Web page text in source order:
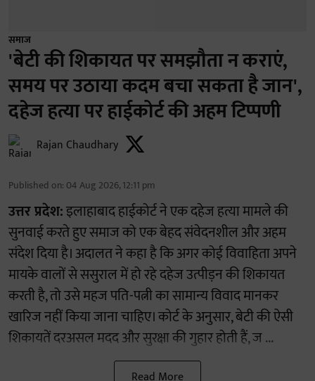
समाज
'बेटी की शिकायत पर समझौता न कराएं,
समय पर उठाया कदम बचा सकता है जान',
दहेज हत्या पर हाईकोर्ट की अहम टिप्पणी
Rajan Chaudhary
Published on: 04 Aug 2026, 12:11 pm
उत्तर प्रदेश:इलाहाबाद हाईकोर्ट ने एक दहेज हत्या मामले की
सुनवाई करते हुए समाज को एक बेहद संवेदनशील और अहम
संदेश दिया है। अदालत ने कहा है कि अगर कोई विवाहिता अपने
मायके वालों से ससुराल में हो रहे दहेज उत्पीड़न की शिकायत
करती है, तो उसे महज पति-पत्नी का सामान्य विवाद मानकर
खारिज नहीं किया जाना चाहिए। कोर्ट के अनुसार, बेटी की ऐसी
शिकायतें दरअसल मदद और सुरक्षा की गुहार होती हैं, ज ...
Read More